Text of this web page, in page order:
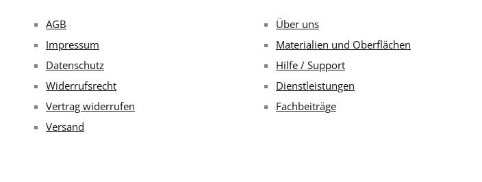
AGB
Impressum
Datenschutz
Widerrufsrecht
Vertrag widerrufen
Versand
Über uns
Materialien und Oberflächen
Hilfe / Support
Dienstleistungen
Fachbeiträge